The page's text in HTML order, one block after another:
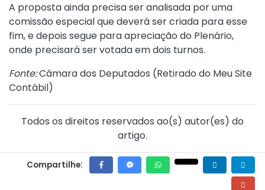
A proposta ainda precisa ser analisada por uma
comissão especial que deverá ser criada para esse
fim, e depois segue para apreciação do Plenário,
onde precisará ser votada em dois turnos.
Fonte:Câmara dos Deputados (Retirado do Meu Site
Contábil)
Todos os direitos reservados ao(s) autor(es) do
artigo.
Compartilhe: